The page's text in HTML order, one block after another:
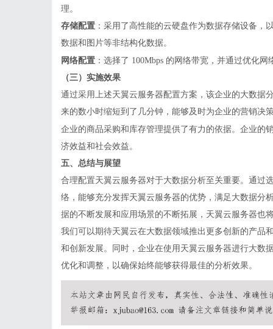
理。
存储配置 ：采用了高性能的云硬盘作为数据存储设备
数据和图片等非结构化数据。
网络配置 ：选择了 100Mbps 的网络带宽，并通过优化
（三）实施效果
通过采用上述天翼云服务器配置方案，该企业的大数据
来的数小时缩短到了几分钟，能够及时为企业的营销决
企业的商品采购和库存管理提供了有力的依据。企业的
济效益和社会效益。
五、总结与展望
合理配置天翼云服务器对于大数据分析至关重要。通过
络，能够充分发挥天翼云服务器的优势，满足大数据分
据的不断发展和应用场景的不断拓展，天翼云服务器也
我们可以期待天翼云在大数据领域推出更多创新的产品
和创新发展。同时，企业在使用天翼云服务器进行大数
优化和调整，以确保始终能够获得最佳的分析效果。